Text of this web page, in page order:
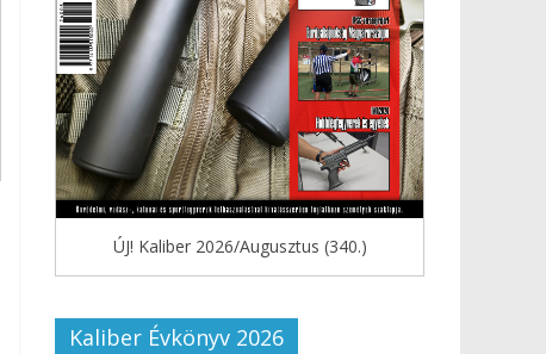
ÚJ! Kaliber 2026/Augusztus (340.)
Kaliber Évkönyv 2026